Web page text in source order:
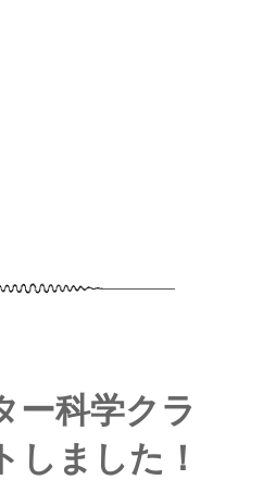
ー科学クラ
しました！